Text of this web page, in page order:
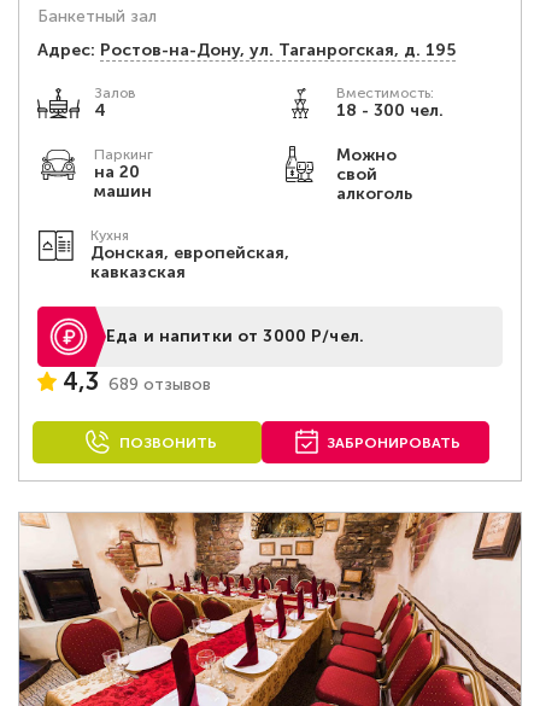
Банкетный зал
Адрес: Ростов-на-Дону, ул. Таганрогская, д. 195
Залов
4
Вместимость:
18 - 300 чел.
Паркинг
на 20
машин
Можно
свой
алкоголь
Кухня
Донская, европейская,
кавказская
Еда и напитки от 3000 Р/чел.
4,3 689 отзывов
ПОЗВОНИТЬ ЗАБРОНИРОВАТЬ